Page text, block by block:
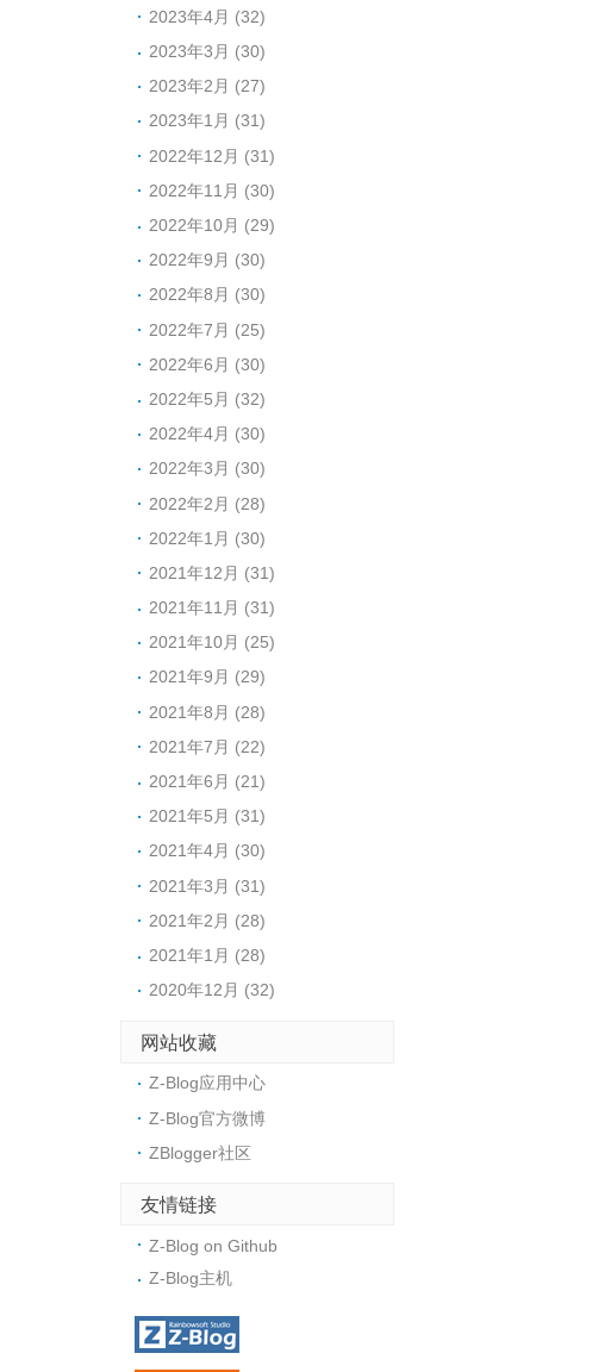
2023年4月 (32)
2023年3月 (30)
2023年2月 (27)
2023年1月 (31)
2022年12月 (31)
2022年11月 (30)
2022年10月 (29)
2022年9月 (30)
2022年8月 (30)
2022年7月 (25)
2022年6月 (30)
2022年5月 (32)
2022年4月 (30)
2022年3月 (30)
2022年2月 (28)
2022年1月 (30)
2021年12月 (31)
2021年11月 (31)
2021年10月 (25)
2021年9月 (29)
2021年8月 (28)
2021年7月 (22)
2021年6月 (21)
2021年5月 (31)
2021年4月 (30)
2021年3月 (31)
2021年2月 (28)
2021年1月 (28)
2020年12月 (32)
网站收藏
Z-Blog应用中心
Z-Blog官方微博
ZBlogger社区
友情链接
Z-Blog on Github
Z-Blog主机